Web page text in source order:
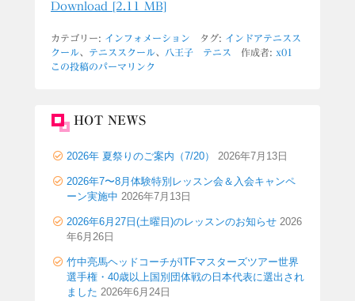
Download [2.11 MB]
カテゴリー: インフォメーション タグ: インドアテニスス
クール、 テニススクール、 八王子 テニス 作成者: x01
この投稿のパーマリンク
HOT NEWS
2026年 夏祭りのご案内（7/20） 2026年7月13日
2026年7〜8月体験特別レッスン会＆入会キャンペ
ーン実施中 2026年7月13日
2026年6月27日(土曜日)のレッスンのお知らせ 2026
年6月26日
竹中亮馬ヘッドコーチがITFマスターズツアー世界
選手権・40歳以上国別団体戦の日本代表に選出され
ました 2026年6月24日